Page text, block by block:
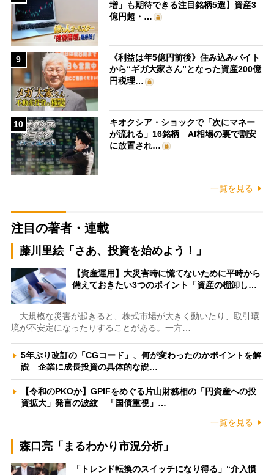
増」も期待できる注目銘柄5選】資産3
億円超・…
9
《利益は年5億円前後》住み込みバイト
から“ギガ大家さん”となった資産200億
円税理…
10
キオクシア・ショックで「次にマネー
が流れる」16銘柄 AI相場の裏で割安
に放置され…
一覧を見る
注目の著者・連載
藤川里絵「さあ、投資を始めよう！」
【資産運用】大災害時に慌てないために平時から
備えておきたい3つのポイント「資産の棚卸し…
大規模な災害が起きると、株式市場が大きく動いたり、取引環
境が不安定になったりすることがある。一方…
5年ぶり改訂の「CGコード」、何が変わったのかポイントを解
説 企業に成長投資の具体的な説…
【令和のPKOか】GPIFをめぐる片山財務相の「円資産への投
資拡大」発言の波紋 「国債重視」…
一覧を見る
森口亮「まるわかり市況分析」
「トレンド転換のスイッチになり得る」“介入慣